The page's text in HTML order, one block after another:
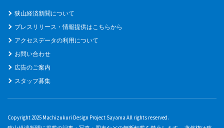
狭山経済新聞について
プレスリリース・情報提供はこちらから
アクセスデータの利用について
お問い合わせ
広告のご案内
スタッフ募集
Copyright 2025 Machizukuri Design Project Sayama All rights reserved.